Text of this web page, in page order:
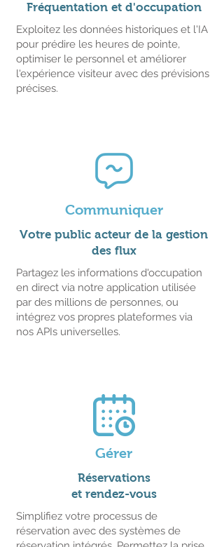
Fréquentation et d'occupation
Exploitez les données historiques et l'IA
pour prédire les heures de pointe,
optimiser le personnel et améliorer
l'expérience visiteur avec des prévisions
précises.
Communiquer
Votre public acteur de la gestion
des flux
Partagez les informations d'occupation
en direct via notre application utilisée
par des millions de personnes, ou
intégrez vos propres plateformes via
nos APIs universelles.
Gérer
Réservations
et rendez-vous
Simplifiez votre processus de
réservation avec des systèmes de